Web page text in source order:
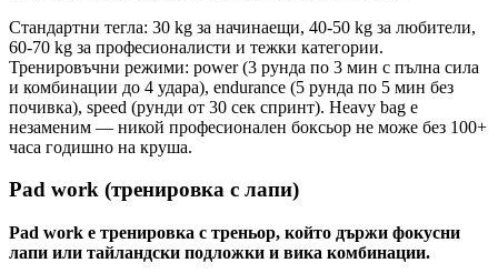
Стандартни тегла: 30 kg за начинаещи, 40-50 kg за любители,
60-70 kg за професионалисти и тежки категории.
Тренировъчни режими: power (3 рунда по 3 мин с пълна сила
и комбинации до 4 удара), endurance (5 рунда по 5 мин без
почивка), speed (рунди от 30 сек спринт). Heavy bag е
незаменим — никой професионален боксьор не може без 100+
часа годишно на круша.
Pad work (тренировка с лапи)
Pad work е тренировка с треньор, който държи фокусни
лапи или тайландски подложки и викa комбинации.